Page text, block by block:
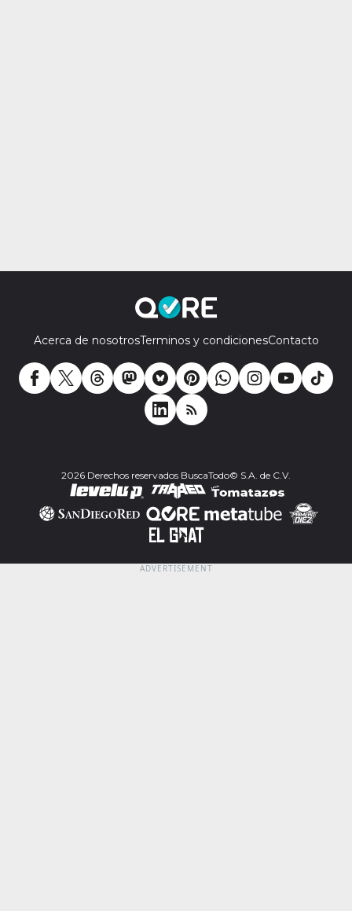
Acerca de nosotrosTerminos y condicionesContacto
2026 Derechos reservados BuscaTodo© S.A. de C.V.